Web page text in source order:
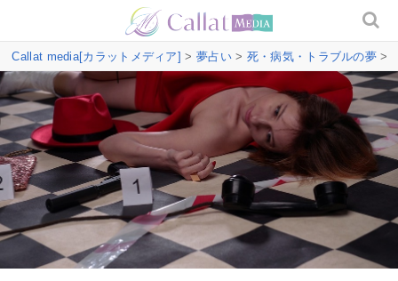
Callat media[カラットメディア] > 夢占い> 死・病気・トラブルの夢 >